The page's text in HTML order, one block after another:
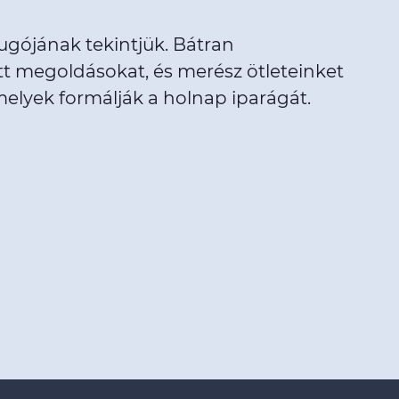
tekintjük. Bátran
megoldásokat, és merész ötleteinket
formálják a holnap iparágát.